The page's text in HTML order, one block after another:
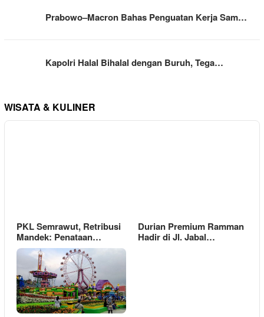
Prabowo–Macron Bahas Penguatan Kerja Sam…
Kapolri Halal Bihalal dengan Buruh, Tega…
WISATA & KULINER
PKL Semrawut, Retribusi
Mandek: Penataan…
Durian Premium Ramman
Hadir di Jl. Jabal…